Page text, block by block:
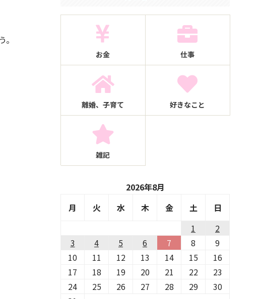
お金 仕事
離婚、子育て 好きなこと
雑記
2026年8月
月
火 水 木 金 土
日
1
2
3
4 5 6 7 8
9
10
11 12 13 14 15
16
17
18 19 20 21 22
23
24
25 26 27 28 29
30